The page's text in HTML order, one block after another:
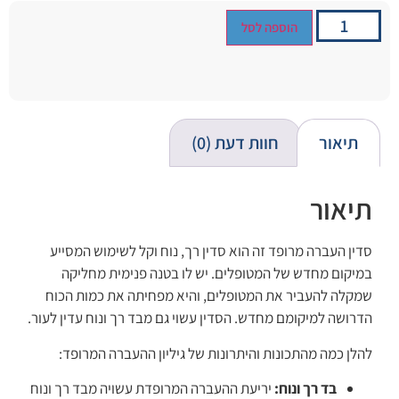
הוספה לסל
תיאור חוות דעת (0)
תיאור
סדין העברה מרופד זה הוא סדין רך, נוח וקל לשימוש המסייע
במיקום מחדש של המטופלים. יש לו בטנה פנימית מחליקה
שמקלה להעביר את המטופלים, והיא מפחיתה את כמות הכוח
הדרושה למיקומם מחדש. הסדין עשוי גם מבד רך ונוח עדין לעור.
להלן כמה מהתכונות והיתרונות של גיליון ההעברה המרופד:
בד רך ונוח: יריעת ההעברה המרופדת עשויה מבד רך ונוח